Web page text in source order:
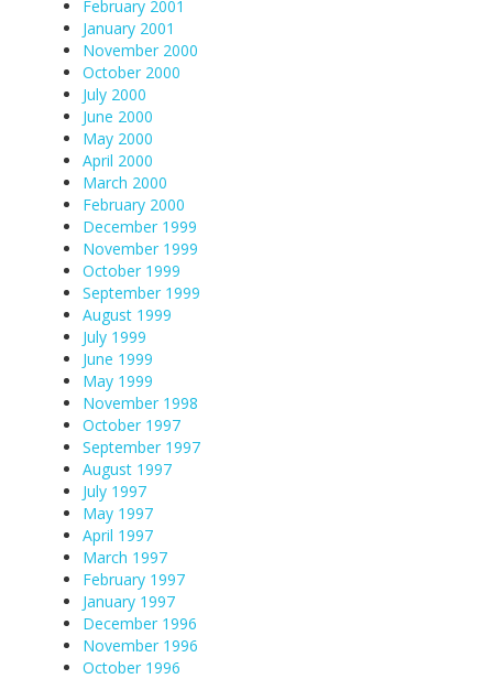
February 2001
January 2001
November 2000
October 2000
July 2000
June 2000
May 2000
April 2000
March 2000
February 2000
December 1999
November 1999
October 1999
September 1999
August 1999
July 1999
June 1999
May 1999
November 1998
October 1997
September 1997
August 1997
July 1997
May 1997
April 1997
March 1997
February 1997
January 1997
December 1996
November 1996
October 1996